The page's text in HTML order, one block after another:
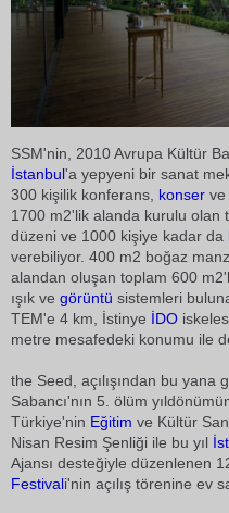
SSM'nin, 2010 Avrupa Kültür
İstanbul'a yepyeni bir sanat
300 kişilik konferans, konser ve
1700 m2'lik alanda kurulu olan
düzeni ve 1000 kişiye kadar da
verebiliyor. 400 m2 boğaz
alandan oluşan toplam 600
ışık ve görüntü sistemleri
TEM'e 4 km, İstinye İDO
metre mesafedeki konumu ile
the Seed, açılışından bu
Sabancı'nın 5. ölüm
Türkiye'nin Eğitim ve Kültür
Nisan Resim Şenliği ile bu yıl
Ajansı desteğiyle düzenlenen
Festivali'nin açılış törenine ev